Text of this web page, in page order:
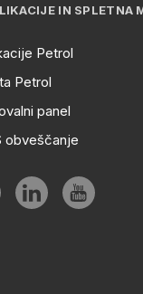
IN SPLETNA
Petrol
Petrol
panel
obveščanje